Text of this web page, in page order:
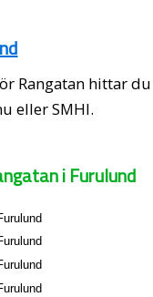
Rangatan hittar
eller SMHI.
i Furulund